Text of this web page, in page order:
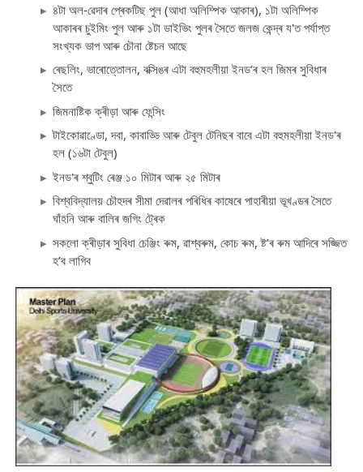
৪টা অল-ৱেদাৰ প্ৰেকটিছ পুল (আধা অলিম্পিক আকাৰ), ১টা অলিম্পিক
আকাৰৰ চুইমিং পুল আৰু ১টা ডাইভিং পুলৰ সৈতে জলজ কেন্দ্ৰ য'ত পৰ্যাপ্ত
সংখ্যক ভাপ আৰু চৌনা ষ্টেচন আছে
ৰেছলিং, ভাৰোত্তোলন, বক্সিঙৰ এটা বহুমহলীয়া ইনড’ৰ হল জিমৰ সুবিধাৰ
সৈতে
জিমনাষ্টিক ক্ৰীড়া আৰু ফেন্সিং
টাইকোৱাণ্ডো, দবা, কাবাড্ডি আৰু টেবুল টেনিছৰ বাবে এটা বহুমহলীয়া ইনড'ৰ
হল (১৬টা টেবুল)
ইনড'ৰ শ্বুটিং ৰেঞ্জ ১০ মিটাৰ আৰু ২৫ মিটাৰ
বিশ্ববিদ্যালয় চৌহদৰ সীমা দেৱালৰ পৰিধিৰ কাষেৰে পাহাৰীয়া ভূখণ্ডৰ সৈতে
ঘাঁহনি আৰু বালিৰ জগিং ট্ৰেক
সকলো ক্ৰীড়াৰ সুবিধা চেঞ্জিং ৰুম, ৱাশ্বৰুম, কোচ ৰুম, ষ্ট’ৰ ৰুম আদিৰে সজ্জিত
হ’ব লাগিব